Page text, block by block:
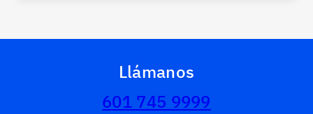
Llámanos
601 745 9999